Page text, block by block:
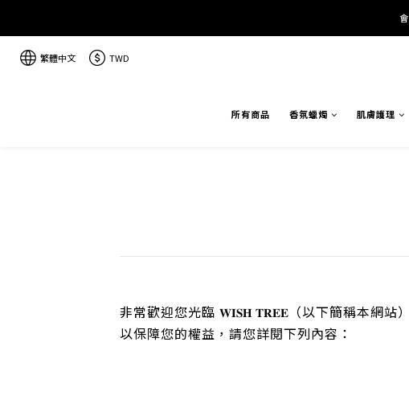
繁體中文 TWD
所有商品 香氛蠟燭 肌膚護理
非常歡迎您光臨 𝐖𝐈𝐒𝐇 𝐓𝐑𝐄𝐄 （以下簡稱本網站
以保障您的權益，請您詳閱下列內容：